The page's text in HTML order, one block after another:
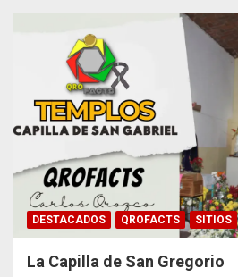
DESTACADOS QROFACTS SITIOS
La Capilla de San Gregorio